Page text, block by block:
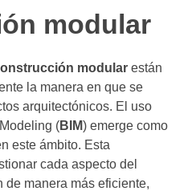
modular
modular están
la manera en que se
arquitectónicos. El uso
(BIM) emerge como
este ámbito. Esta
cada aspecto del
de manera más eficiente,